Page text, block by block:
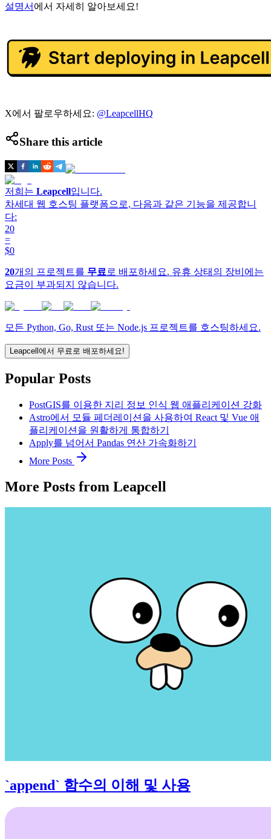
설명서 에서 자세히 알아보세요!
X에서 팔로우하세요: @LeapcellHQ
Share this article
저희는 Leapcell입니다.
차세대 웹 호스팅 플랫폼으로, 다음과 같은 기능을 제공합니
다:
20
=
$0
20개의 프로젝트를 무료 로 배포하세요. 유휴 상태의 장비에는
요금이 부과되지 않습니다.
모든 Python, Go, Rust 또는 Node.js 프로젝트를 호스팅하세요.
Leapcell에서 무료로 배포하세요!
Popular Posts
PostGIS를 이용한 지리 정보 인식 웹 애플리케이션 강화
Astro에서 모듈 페더레이션을 사용하여 React 및 Vue 애
플리케이션을 원활하게 통합하기
Apply를 넘어서 Pandas 연산 가속화하기
More Posts
More Posts from Leapcell
`append` 함수의 이해 및 사용